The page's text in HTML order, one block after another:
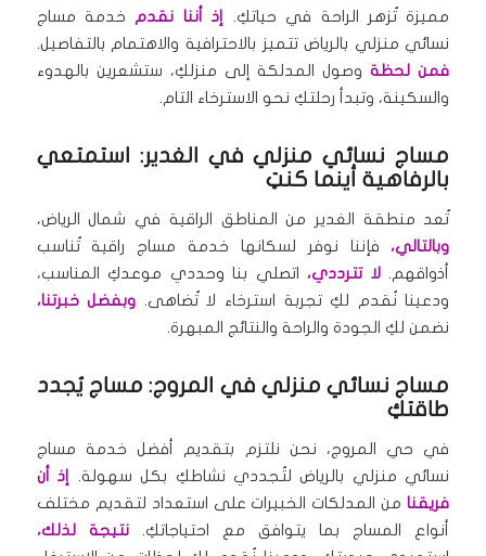
مميزة تُزهر الراحة في حياتكِ.
إذ أننا نقدم خدمة مساج
نسائي منزلي بالرياض تتميز بالاحترافية والاهتمام بالتفاصيل.
فمن لحظةوصول المدلكة إلى منزلكِ، ستشعرين بالهدوء
والسكينة، وتبدأ رحلتكِ نحو الاسترخاء التام.
مساج نسائي منزلي في الغدير: استمتعي
بالرفاهية أينما كنتِ
تُعد منطقة الغدير من المناطق الراقية في شمال الرياض،
وبالتالي، فإننا نوفر لسكانها خدمة مساج راقية تُناسب
أذواقهم.لا تترددي، اتصلي بنا وحددي موعدكِ المناسب،
ودعينا نُقدم لكِ تجربة استرخاء لا تُضاهى. وبفضل خبرتنا،
نضمن لكِ الجودة والراحة والنتائج المبهرة.
مساج نسائي منزلي في المروج: مساج يُجدد
طاقتكِ
في حي المروج، نحن نلتزم بتقديم أفضل خدمة مساج
نسائي منزلي بالرياض لتُجددي نشاطكِ بكل سهولة.
إذ أن
فريقنامن المدلكات الخبيرات على استعداد لتقديم مختلف
أنواع المساج بما يتوافق مع احتياجاتكِ.نتيجة لذلك،